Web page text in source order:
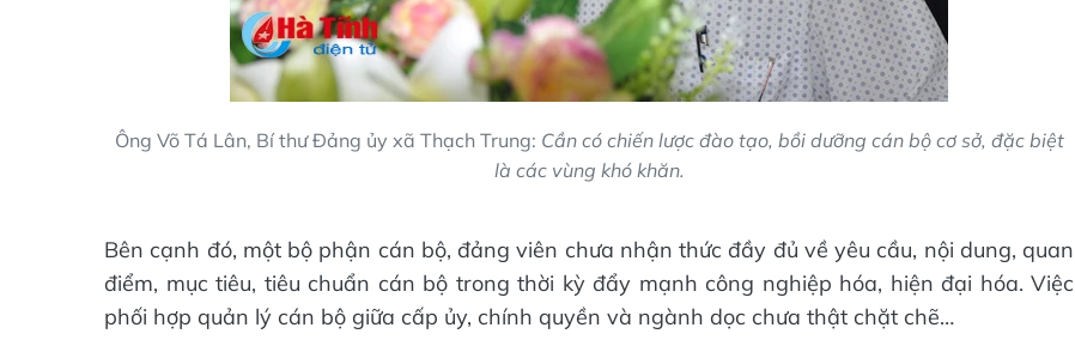
Ông Võ Tá Lân, Bí thư Đảng ủy xã Thạch Trung: Cần có chiến lược đào tạo, bồi dưỡng cán bộ cơ sở, đặc biệt
là các vùng khó khăn.
Bên cạnh đó, một bộ phận cán bộ, đảng viên chưa nhận thức đầy đủ về yêu cầu, nội dung, quan
điểm, mục tiêu, tiêu chuẩn cán bộ trong thời kỳ đẩy mạnh công nghiệp hóa, hiện đại hóa. Việc
phối hợp quản lý cán bộ giữa cấp ủy, chính quyền và ngành dọc chưa thật chặt chẽ…